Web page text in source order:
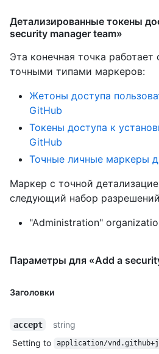
Детализированные токены
security manager team»
Эта конечная точка
точными типами маркеров:
Жетоны доступа
GitHub
Токены доступа к
GitHub
Точные личные маркеры
Маркер с точной
следующий набор
"Administration"
Параметры для «Add a
Заголовки
accept
string
Setting to
application/